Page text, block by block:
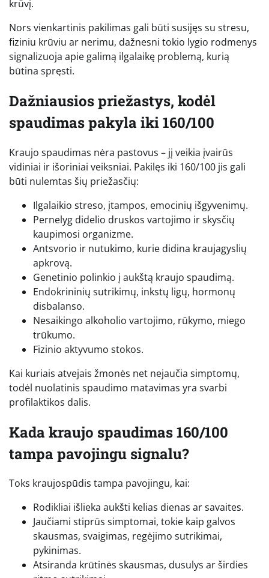
krūvį.
Nors vienkartinis pakilimas gali būti susijęs su stresu,
fiziniu krūviu ar nerimu, dažnesni tokio lygio rodmenys
signalizuoja apie galimą ilgalaikę problemą, kurią
būtina spręsti.
Dažniausios priežastys, kodėl
spaudimas pakyla iki 160/100
Kraujo spaudimas nėra pastovus – jį veikia įvairūs
vidiniai ir išoriniai veiksniai. Pakilęs iki 160/100 jis gali
būti nulemtas šių priežasčių:
Ilgalaikio streso, įtampos, emocinių išgyvenimų.
Pernelyg didelio druskos vartojimo ir skysčių
kaupimosi organizme.
Antsvorio ir nutukimo, kurie didina kraujagyslių
apkrovą.
Genetinio polinkio į aukštą kraujo spaudimą.
Endokrininių sutrikimų, inkstų ligų, hormonų
disbalanso.
Nesaikingo alkoholio vartojimo, rūkymo, miego
trūkumo.
Fizinio aktyvumo stokos.
Kai kuriais atvejais žmonės net nejaučia simptomų,
todėl nuolatinis spaudimo matavimas yra svarbi
profilaktikos dalis.
Kada kraujo spaudimas 160/100
tampa pavojingu signalu?
Toks kraujospūdis tampa pavojingu, kai:
Rodikliai išlieka aukšti kelias dienas ar savaites.
Jaučiami stiprūs simptomai, tokie kaip galvos
skausmas, svaigimas, regėjimo sutrikimai,
pykinimas.
Atsiranda krūtinės skausmas, dusulys ar širdies